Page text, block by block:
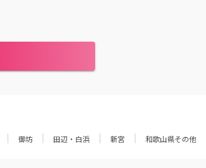
御坊 田辺・白浜 新宮 和歌山県その他